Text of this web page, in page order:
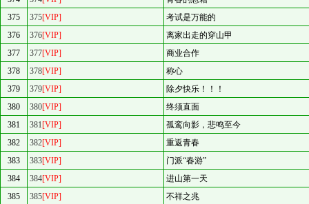
375
375[VIP]
考试是万能的
376
376[VIP]
离家出走的穿山甲
377
377[VIP]
商业合作
378
378[VIP]
称心
379
379[VIP]
除夕快乐！！！
380
380[VIP]
终须直面
381
381[VIP]
孤鸾向影，悲鸣至今
382
382[VIP]
重返青春
383
383[VIP]
门派“春游”
384
384[VIP]
进山第一天
385
385[VIP]
不祥之兆